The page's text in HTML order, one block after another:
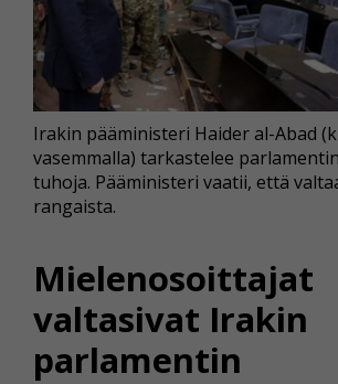
Mielenosoittajat
valtasivat Irakin
parlamentin
Irakin pääministeri Haider al-Abad
vasemmalla) tarkastelee
tuhoja. Pääministeri vaatii, että
rangaista.